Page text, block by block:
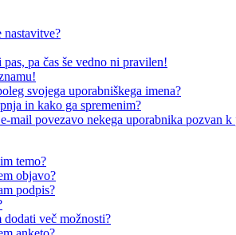
nastavitve?
pa čas še vedno ni pravilen!
svojega uporabniškega imena?
in kako ga spremenim?
mail povezavo nekega uporabnika pozvan
temo?
objavo?
podpis?
dodati več možnosti?